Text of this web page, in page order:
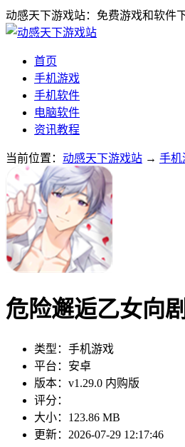
动感天下游戏站：免费游戏和软件
首页
手机游戏
手机软件
电脑软件
资讯教程
当前位置： 动感天下游戏站 → 手机
危险邂逅乙女向
类型：手机游戏
平台：安卓
版本：v1.29.0 内购版
评分：
大小：123.86 MB
更新：2026-07-29 12:17:46